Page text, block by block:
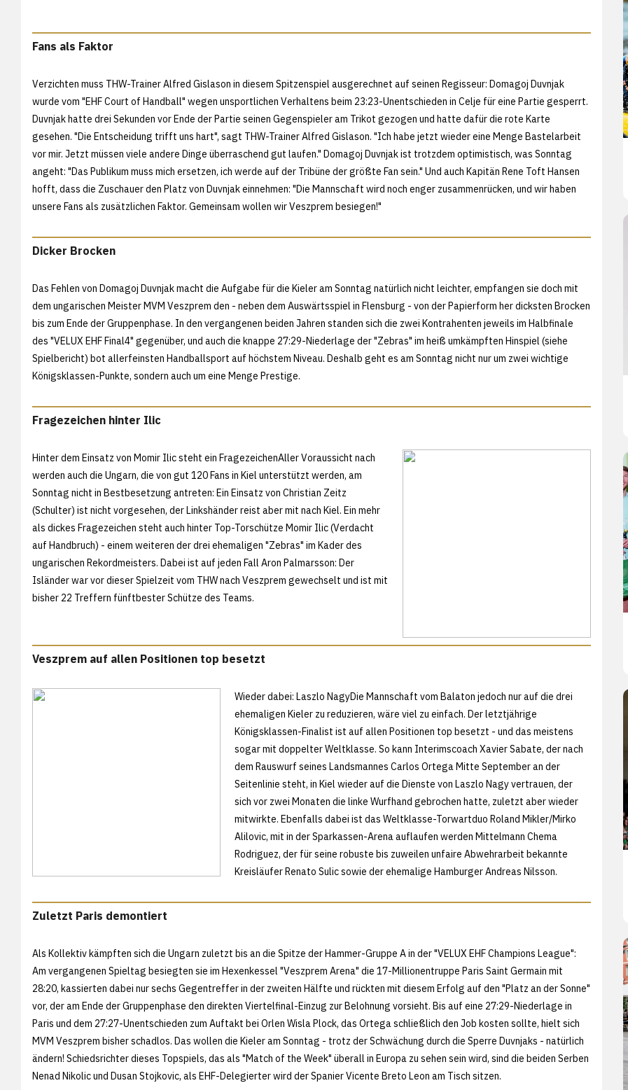
Fans als Faktor
Verzichten muss THW-Trainer Alfred Gislason in diesem Spitzenspiel ausgerechnet auf seinen Regisseur: Domagoj Duvnjak
wurde vom "EHF Court of Handball" wegen unsportlichen Verhaltens beim 23:23-Unentschieden in Celje für eine Partie gesperrt.
Duvnjak hatte drei Sekunden vor Ende der Partie seinen Gegenspieler am Trikot gezogen und hatte dafür die rote Karte
gesehen. "Die Entscheidung trifft uns hart", sagt THW-Trainer Alfred Gislason. "Ich habe jetzt wieder eine Menge Bastelarbeit
vor mir. Jetzt müssen viele andere Dinge überraschend gut laufen." Domagoj Duvnjak ist trotzdem optimistisch, was Sonntag
angeht: "Das Publikum muss mich ersetzen, ich werde auf der Tribüne der größte Fan sein." Und auch Kapitän Rene Toft Hansen
hofft, dass die Zuschauer den Platz von Duvnjak einnehmen: "Die Mannschaft wird noch enger zusammenrücken, und wir haben
unsere Fans als zusätzlichen Faktor. Gemeinsam wollen wir Veszprem besiegen!"
Dicker Brocken
Das Fehlen von Domagoj Duvnjak macht die Aufgabe für die Kieler am Sonntag natürlich nicht leichter, empfangen sie doch mit
dem ungarischen Meister MVM Veszprem den - neben dem Auswärtsspiel in Flensburg - von der Papierform her dicksten Brocken
bis zum Ende der Gruppenphase. In den vergangenen beiden Jahren standen sich die zwei Kontrahenten jeweils im Halbfinale
des "VELUX EHF Final4" gegenüber, und auch die knappe 27:29-Niederlage der "Zebras" im heiß umkämpften Hinspiel (siehe
Spielbericht) bot allerfeinsten Handballsport auf höchstem Niveau. Deshalb geht es am Sonntag nicht nur um zwei wichtige
Königsklassen-Punkte, sondern auch um eine Menge Prestige.
Fragezeichen hinter Ilic
Hinter dem Einsatz von Momir Ilic steht ein FragezeichenAller Voraussicht nach
werden auch die Ungarn, die von gut 120 Fans in Kiel unterstützt werden, am
Sonntag nicht in Bestbesetzung antreten: Ein Einsatz von Christian Zeitz
(Schulter) ist nicht vorgesehen, der Linkshänder reist aber mit nach Kiel. Ein mehr
als dickes Fragezeichen steht auch hinter Top-Torschütze Momir Ilic (Verdacht
auf Handbruch) - einem weiteren der drei ehemaligen "Zebras" im Kader des
ungarischen Rekordmeisters. Dabei ist auf jeden Fall Aron Palmarsson: Der
Isländer war vor dieser Spielzeit vom THW nach Veszprem gewechselt und ist mit
bisher 22 Treffern fünftbester Schütze des Teams.
Veszprem auf allen Positionen top besetzt
Wieder dabei: Laszlo NagyDie Mannschaft vom Balaton jedoch nur auf die drei
ehemaligen Kieler zu reduzieren, wäre viel zu einfach. Der letztjährige
Königsklassen-Finalist ist auf allen Positionen top besetzt - und das meistens
sogar mit doppelter Weltklasse. So kann Interimscoach Xavier Sabate, der nach
dem Rauswurf seines Landsmannes Carlos Ortega Mitte September an der
Seitenlinie steht, in Kiel wieder auf die Dienste von Laszlo Nagy vertrauen, der
sich vor zwei Monaten die linke Wurfhand gebrochen hatte, zuletzt aber wieder
mitwirkte. Ebenfalls dabei ist das Weltklasse-Torwartduo Roland Mikler/Mirko
Alilovic, mit in der Sparkassen-Arena auflaufen werden Mittelmann Chema
Rodriguez, der für seine robuste bis zuweilen unfaire Abwehrarbeit bekannte
Kreisläufer Renato Sulic sowie der ehemalige Hamburger Andreas Nilsson.
Zuletzt Paris demontiert
Als Kollektiv kämpften sich die Ungarn zuletzt bis an die Spitze der Hammer-Gruppe A in der "VELUX EHF Champions League":
Am vergangenen Spieltag besiegten sie im Hexenkessel "Veszprem Arena" die 17-Millionentruppe Paris Saint Germain mit
28:20, kassierten dabei nur sechs Gegentreffer in der zweiten Hälfte und rückten mit diesem Erfolg auf den "Platz an der Sonne"
vor, der am Ende der Gruppenphase den direkten Viertelfinal-Einzug zur Belohnung vorsieht. Bis auf eine 27:29-Niederlage in
Paris und dem 27:27-Unentschieden zum Auftakt bei Orlen Wisla Plock, das Ortega schließlich den Job kosten sollte, hielt sich
MVM Veszprem bisher schadlos. Das wollen die Kieler am Sonntag - trotz der Schwächung durch die Sperre Duvnjaks - natürlich
ändern! Schiedsrichter dieses Topspiels, das als "Match of the Week" überall in Europa zu sehen sein wird, sind die beiden Serben
Nenad Nikolic und Dusan Stojkovic, als EHF-Delegierter wird der Spanier Vicente Breto Leon am Tisch sitzen.